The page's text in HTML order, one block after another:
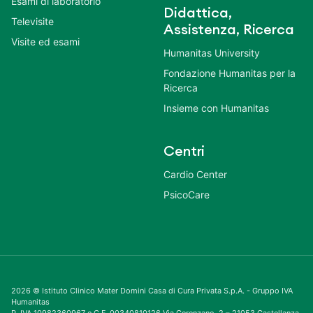
Televisite
Visite ed esami
Didattica,
Assistenza, Ricerca
Humanitas University
Fondazione Humanitas per la
Ricerca
Insieme con Humanitas
Centri
Cardio Center
PsicoCare
2026 © Istituto Clinico Mater Domini Casa di Cura Privata S.p.A. - Gruppo IVA
Humanitas